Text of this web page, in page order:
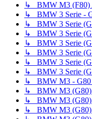
↳ BMW M3 (F80)
↳ BMW 3 Serie -
↳ BMW 3 Serie
↳ BMW 3 Serie
↳ BMW 3 Serie
↳ BMW 3 Serie
↳ BMW 3 Serie
↳ BMW 3 Serie
↳ BMW M3 - G80
↳ BMW M3 (G80)
↳ BMW M3 (G80)
↳ BMW M3 (G80)